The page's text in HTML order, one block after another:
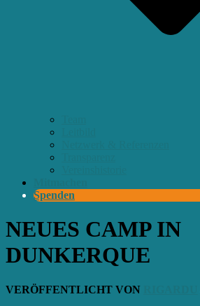
Spenden
NEUES CAMP IN
DUNKERQUE
VERÖFFENTLICHT VON